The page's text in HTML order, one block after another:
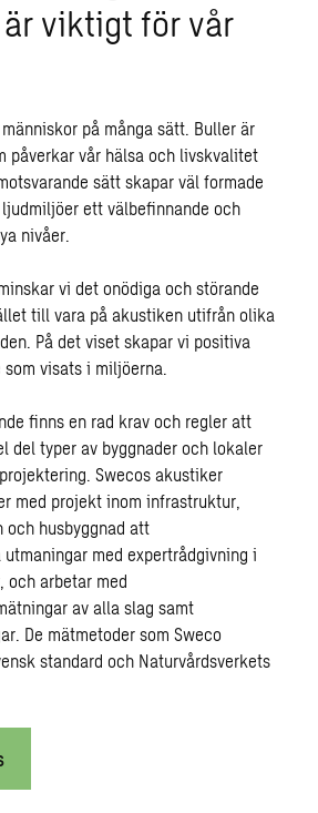
viktigt för vår
på många sätt. Buller är
påverkar vår hälsa och livskvalitet
sätt skapar väl formade
ett välbefinnande och
nivåer.
vi det onödiga och störande
till vara på akustiken utifrån olika
På det viset skapar vi positiva
visats i miljöerna.
finns en rad krav och regler att
del typer av byggnader och lokaler
. Swecos akustiker
med projekt inom infrastruktur,
och husbyggnad att
utmaningar med expertrådgivning i
och arbetar med
av alla slag samt
. De mätmetoder som Sweco
standard och Naturvårdsverkets